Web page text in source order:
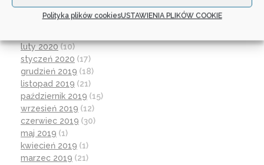
Polityka plików cookiesUSTAWIENIA PLIKÓW COOKIE
czerwiec 2020(19)
maj 2020(1)
luty 2020(10)
styczeń 2020 (17)
grudzień 2019 (18)
listopad 2019 (21)
październik 2019 (15)
wrzesień 2019 (12)
czerwiec 2019 (30)
maj 2019 (1)
kwiecień 2019 (1)
marzec 2019 (21)